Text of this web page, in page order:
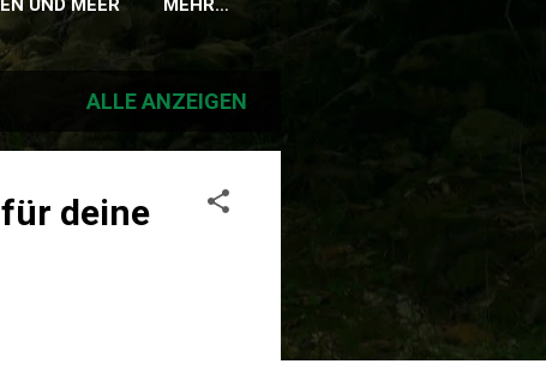
UND MEER MEHR…
ALLE ANZEIGEN
deine